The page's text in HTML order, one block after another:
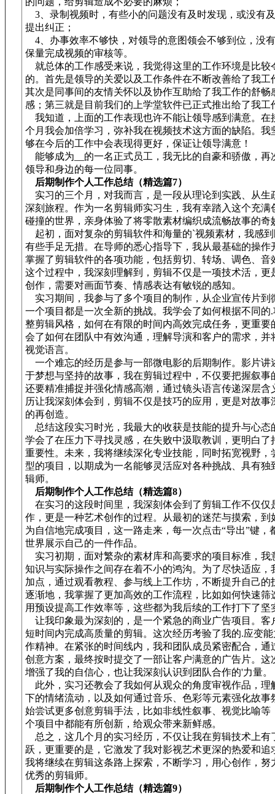
3、录制视频时，有些小的问题没有及时发现，或没有
提出纠正；
4、办事效率不够快，对领导的意图领会不够到位，没
保量完成视频的审核等。
就总体的工作感受来说，我觉得这里的工作环境是比较
的。首先是领导的关爱以及工作条件在不断改善给了我工
其次是同事间的友情关怀以及协作互助给了我工作的舒畅
感；第三就是目前我们的上学堂软件已正式推出给了我工
我知道，上面的工作表现也许不能让领导感到满意。在
个月我会加倍学习，弥补我在视频技术这方面的缺陷。我
够在今后的工作中会表现得更好，保证让领导满意！
能够成为__的一名正式员工，我无比的自豪和骄傲，再
领导和身边的每一位同事。
后期制作个人工作总结（精选篇7）
实习的三个月，对我而言，是一段从理论到实践、从生
深刻旅程。作为一名剪辑师实习生，我有幸踏入这个充满
碰撞的世界，亲身体验了将零散素材编织成流畅故事的奇
起初，面对复杂的剪辑软件和海量的`视频素材，我感
有些手足无措。在导师的悉心指导下，我从最基础的操作
掌握了剪辑软件的各项功能，包括剪切、转场、调色、音
这个过程中，我深刻理解到，剪辑不仅是一项技术活，更
创作，需要对画面节奏、情感表达有敏锐的感知。
实习期间，我参与了多个项目的制作，从企业宣传片到
一个项目都是一次全新的挑战。我学会了如何根据不同的
整剪辑风格，如何在有限的时间内高效完成任务，更重要
会了如何在团队中有效沟通，理解导演和客户的需求，并
视觉语言。
一个难忘的经历是参与一部微电影的后期制作。影片讲
于梦想与坚持的故事，我在剪辑过程中，不仅要把握叙事
还要精准捕捉并强化情感高潮，通过镜头语言传递深层含
历让我深刻体会到，剪辑不仅是技巧的应用，更是对故事
的再创造。
总结这段实习时光，我最大的收获是技能的提升与心态
学会了在压力下寻找灵感，在失败中汲取教训，更明白了
重要性。未来，我将继续深化专业技能，同时拓宽视野，
型的项目，以期成为一名能够灵活应对各种挑战、具有独
辑师。
后期制作个人工作总结（精选篇8）
在实习的这段时间里，我深刻体会到了剪辑工作不仅仅
作，更是一种艺术创作的过程。从最初的迷茫与摸索，到
为自信地完成项目，这一路走来，每一次点击“导出”键，
世界展示自己的一件作品。
实习初期，面对繁杂的素材库和高要求的项目标准，我
知识与实际操作之间存在着不小的鸿沟。为了尽快适应，
加点，通过观看教程、参与线上工作坊，不断提升自己的
逐渐地，我掌握了更加高效的工作流程，比如如何快速筛
用预设提高工作效率等，这些都为我后续的工作打下了坚
让我印象最为深刻的，是一个紧急的商业广告项目。客
短时间内完成高质量的剪辑。这次经历考验了我的.应变
作精神。在紧张的时间线内，我和团队成员紧密配合，通
创意方案，最终按时提交了一部让客户满意的广告片。这
增强了我的自信心，也让我深刻认识到团队合作的'力量。
此外，实习还教会了我如何从观众的角度审视作品，理
下的情绪流动，以及如何通过音乐、色彩等元素强化故事
始尝试更多创意剪辑手法，比如非线性叙事、视觉比喻等
个项目中都能有所创新，给观众带来新鲜感。
总之，这几个月的实习经历，不仅让我在剪辑技术上有
跃，更重要的是，它激发了我对影视艺术更深的热爱和追
我将继续在剪辑这条路上探索，不断学习，用心创作，努
优秀的剪辑师。
后期制作个人工作总结（精选篇9）